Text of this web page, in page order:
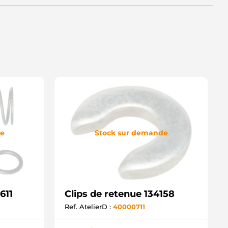
Stock sur demande
Clips de retenue 134158
Ref. AtelierD : 40000711